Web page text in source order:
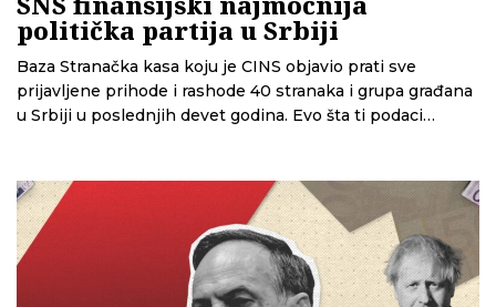
politička partija u Srbiji
Baza Stranačka kasa koju je CINS objavio prati sve
prijavljene prihode i rashode 40 stranaka i grupa građana
u Srbiji u poslednjih devet godina. Evo šta ti podaci